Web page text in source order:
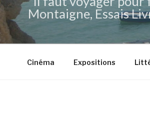
Montaigne, Essais
Cinéma Expositions